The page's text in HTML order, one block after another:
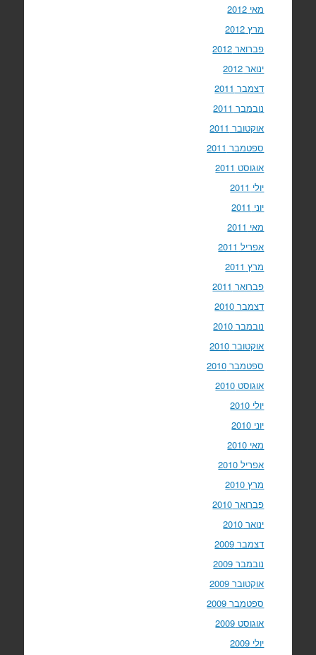
מאי 2012
מרץ 2012
פברואר 2012
ינואר 2012
דצמבר 2011
נובמבר 2011
אוקטובר 2011
ספטמבר 2011
אוגוסט 2011
יולי 2011
יוני 2011
מאי 2011
אפריל 2011
מרץ 2011
פברואר 2011
דצמבר 2010
נובמבר 2010
אוקטובר 2010
ספטמבר 2010
אוגוסט 2010
יולי 2010
יוני 2010
מאי 2010
אפריל 2010
מרץ 2010
פברואר 2010
ינואר 2010
דצמבר 2009
נובמבר 2009
אוקטובר 2009
ספטמבר 2009
אוגוסט 2009
יולי 2009